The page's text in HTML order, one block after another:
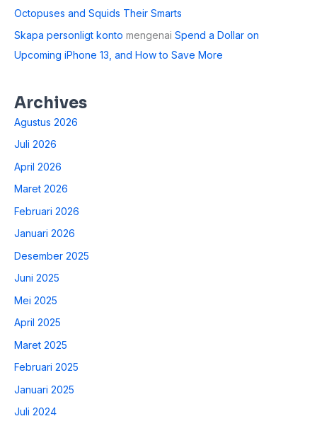
Octopuses and Squids Their Smarts
Skapa personligt konto mengenai Spend a Dollar on
Upcoming iPhone 13, and How to Save More
Archives
Agustus 2026
Juli 2026
April 2026
Maret 2026
Februari 2026
Januari 2026
Desember 2025
Juni 2025
Mei 2025
April 2025
Maret 2025
Februari 2025
Januari 2025
Juli 2024